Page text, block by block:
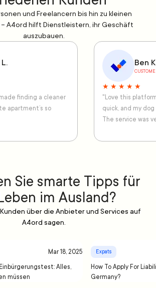
und Freelancern bis hin zu kleinen
A4ord hilft Dienstleistern, ihr Geschäft
auszubauen.
finding a cleaner
apartment’s so
Ben
★ ★ ★ ★ ★
"Love this
quick, and my
The service was
Sie smarte Tipps für
im Ausland?
über die Anbieter und Services auf
A4ord sagen.
Mar 18, 2025
Alles,
müssen
Expats
How To Apply For
Germany?